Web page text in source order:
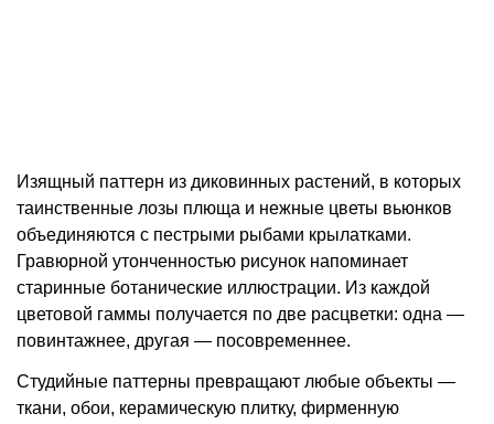
Изящный паттерн из диковинных растений, в которых
таинственные лозы плюща и нежные цветы вьюнков
объединяются с пестрыми рыбами крылатками.
Гравюрной утонченностью рисунок напоминает
старинные ботанические иллюстрации. Из каждой
цветовой гаммы получается по две расцветки: одна —
повинтажнее, другая — посовременнее.
Студийные паттерны превращают любые объекты —
ткани, обои, керамическую плитку, фирменную